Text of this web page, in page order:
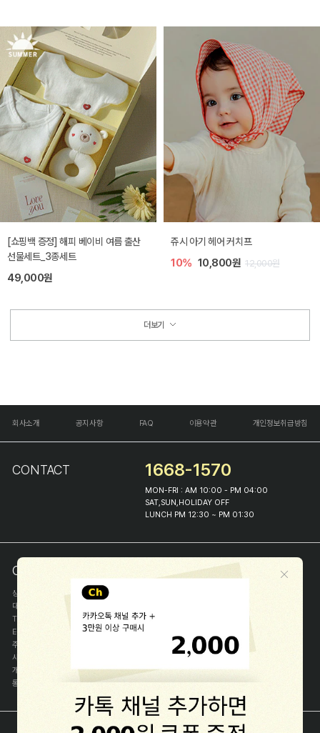
[쇼핑백 증정] 해피 베이비 여름 출산
선물세트_3종세트
49,000원
쥬시 아기 헤어 커치프
10% 10,800원 12,000원
더보기
회사소개 공지사항 FAQ 이용약관 개인정보취급방침
CONTACT 1668-1570
MON-FRI : AM 10:00 - PM 04:00
SAT,SUN,HOLIDAY OFF
LUNCH PM 12:30 ~ PM 01:30
COMPANY INFO
상호
(주)해피프린스
대표
TEL
1668-1570
E-MAIL
help@happyprince.co.kr
주소
사업자등록번호
개인정보관리자
이화진
통신판매신고번호
제 2018-서울종로-1384 호[사업자정보확인]